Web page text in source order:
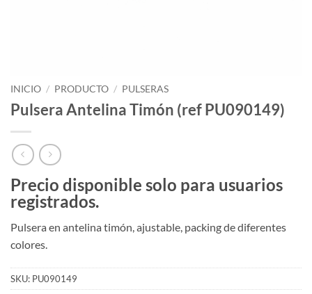
INICIO / PRODUCTO / PULSERAS
Pulsera Antelina Timón (ref PU090149)
Precio disponible solo para usuarios
registrados.
Pulsera en antelina timón, ajustable, packing de diferentes
colores.
SKU: PU090149